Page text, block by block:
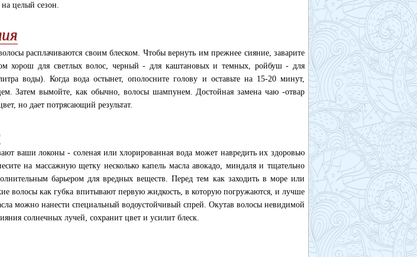
целый сезон.
расплачиваются своим блеском. Чтобы вернуть им прежнее сияние, заварите
хорош для светлых волос, черный - для каштановых и темных, ройбуш - для
воды). Когда вода остынет, ополосните голову и оставьте на 15-20 минут,
Затем вымойте, как обычно, волосы шампунем. Достойная замена чаю -отвар
но дает потрясающий результат.
ваши локоны - соленая или хлорированная вода может навредить их здоровью
на массажную щетку несколько капель масла авокадо, миндаля и тщательно
барьером для вредных веществ. Перед тем как заходить в море или
волосы как губка впитывают первую жидкость, в которую погружаются, и лучше
можно нанести специальный водоустойчивый спрей. Окутав волосы невидимой
солнечных лучей, сохранит цвет и усилит блеск.